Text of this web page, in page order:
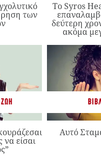
των
Το Syros
δεύτερη
ακόμα
είσαι
Αυτό